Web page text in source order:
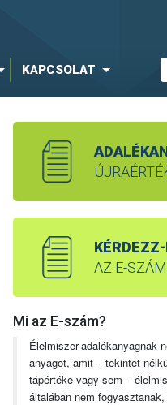
KAPCSOLAT
AZ E-
Mi az E-szám?
Élelmiszer-adalékanyagnak
anyagot, amit – tekintet
tápértéke vagy sem –
általában nem